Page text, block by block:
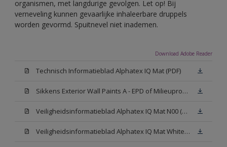
organismen, met langdurige gevolgen. Let op! Bij
verneveling kunnen gevaarlijke inhaleerbare druppels
worden gevormd. Spuitnevel niet inademen.
Download Adobe Reader
Technisch Informatieblad Alphatex IQ Mat (PDF)
Sikkens Exterior Wall Paints A - EPD of Milieuproductverklaring
Veiligheidsinformatieblad Alphatex IQ Mat N00 (MSDS)
Veiligheidsinformatieblad Alphatex IQ Mat White W05 (MSDS)